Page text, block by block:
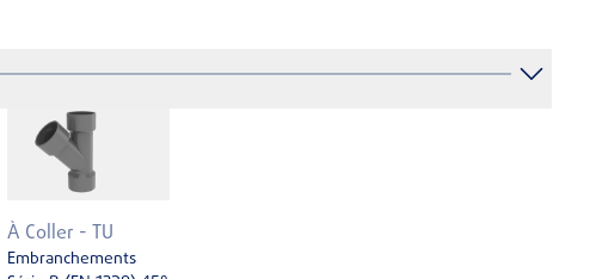
À Coller - TU
Embranchements